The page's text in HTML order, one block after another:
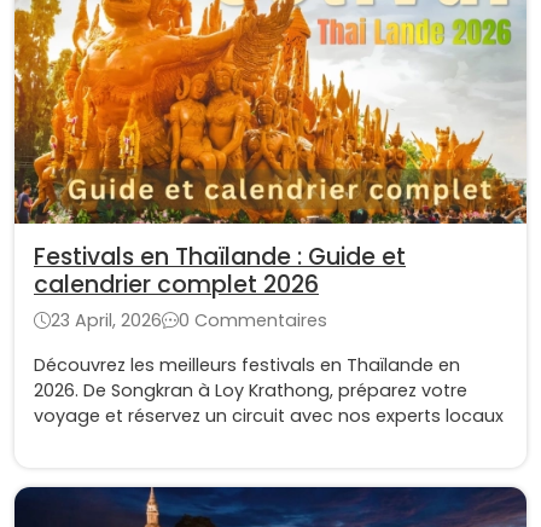
Festivals en Thaïlande : Guide et
calendrier complet 2026
23 April, 2026
0 Commentaires
Découvrez les meilleurs festivals en Thaïlande en
2026. De Songkran à Loy Krathong, préparez votre
voyage et réservez un circuit avec nos experts locaux